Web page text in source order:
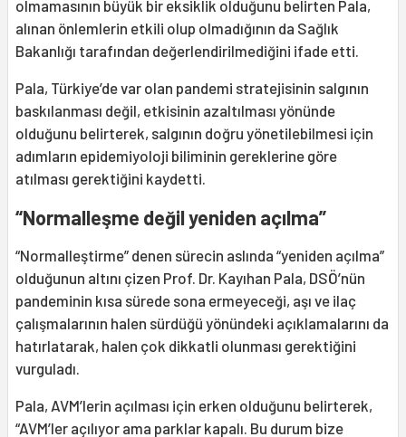
olmamasının büyük bir eksiklik olduğunu belirten Pala,
alınan önlemlerin etkili olup olmadığının da Sağlık
Bakanlığı tarafından değerlendirilmediğini ifade etti.
Pala, Türkiye’de var olan pandemi stratejisinin salgının
baskılanması değil, etkisinin azaltılması yönünde
olduğunu belirterek, salgının doğru yönetilebilmesi için
adımların epidemiyoloji biliminin gereklerine göre
atılması gerektiğini kaydetti.
“Normalleşme değil yeniden açılma”
“Normalleştirme” denen sürecin aslında “yeniden açılma”
olduğunun altını çizen Prof. Dr. Kayıhan Pala, DSÖ’nün
pandeminin kısa sürede sona ermeyeceği, aşı ve ilaç
çalışmalarının halen sürdüğü yönündeki açıklamalarını da
hatırlatarak, halen çok dikkatli olunması gerektiğini
vurguladı.
Pala, AVM’lerin açılması için erken olduğunu belirterek,
“AVM’ler açılıyor ama parklar kapalı. Bu durum bize